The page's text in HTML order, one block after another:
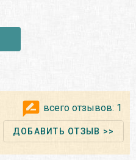
всего отзывов: 1
ДОБАВИТЬ ОТЗЫВ >>